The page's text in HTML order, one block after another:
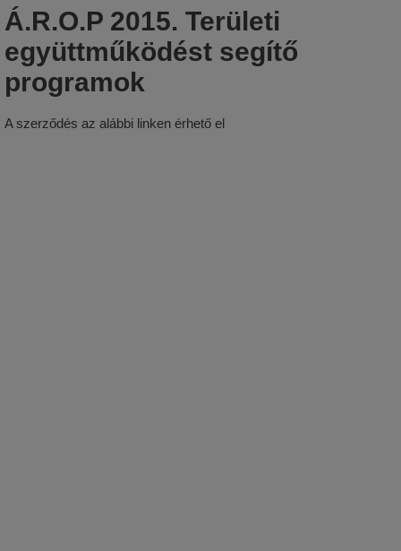
Á.R.O.P 2015. Területi
együttműködést segítő
programok
A szerződés az alábbi linken érhető el